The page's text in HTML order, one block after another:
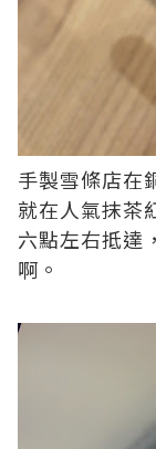
手製雪條店在
就在人氣抹茶
六點左右抵達
啊。